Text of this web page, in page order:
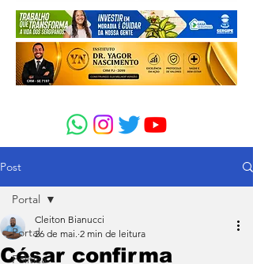
Post
Portal
Política
Portal
César confirma
Cleiton Bianucci
26 de mai. 2 min de leitura